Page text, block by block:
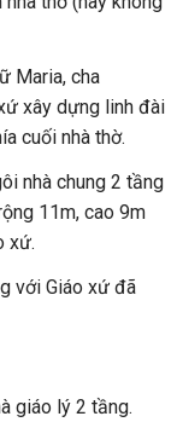
Maria, cha
xây dựng linh đài
cuối nhà thờ.
nhà chung 2 tầng
11m, cao 9m
xứ.
với Giáo xứ đã
giáo lý 2 tầng.